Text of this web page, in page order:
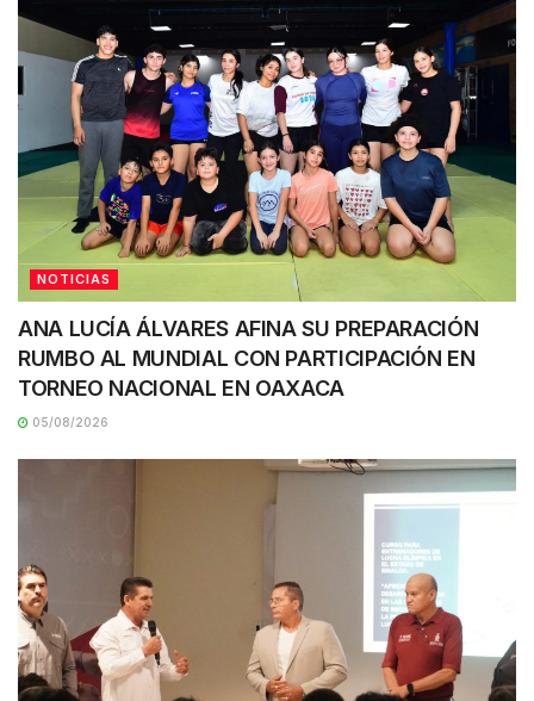
NOTICIAS
ANA LUCÍA ÁLVARES AFINA SU PREPARACIÓN
RUMBO AL MUNDIAL CON PARTICIPACIÓN EN
TORNEO NACIONAL EN OAXACA
05/08/2026